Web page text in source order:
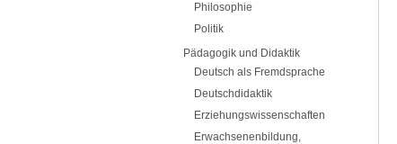
Philosophie
Politik
Pädagogik und Didaktik
Deutsch als Fremdsprache
Deutschdidaktik
Erziehungswissenschaften
Erwachsenenbildung,